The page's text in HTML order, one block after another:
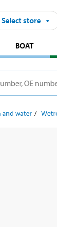
Select store
BOAT
and water